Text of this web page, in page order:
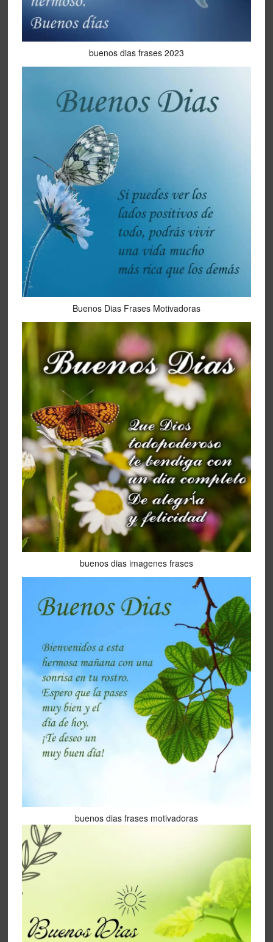
buenos dias frases 2023
Buenos Dias Frases Motivadoras
buenos dias imagenes frases
buenos dias frases motivadoras